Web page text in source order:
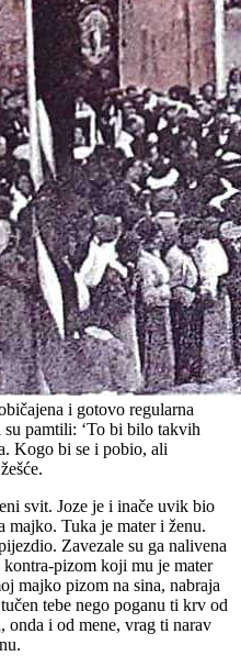
i gotovo regularna
pamtili: ‘To bi bilo takvih
Kogo bi se i pobio, ali
svit. Joze je i inače uvik bio
majko. Tuka je mater i ženu.
Zavezale su ga nalivena
kontra-pizom koji mu je mater
majko pizom na sina, nabraja
tebe nego poganu ti krv od
onda i od mene, vrag ti narav